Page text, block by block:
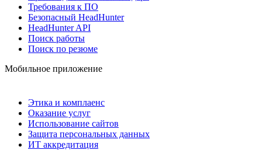
Требования к ПО
Безопасный HeadHunter
HeadHunter API
Поиск работы
Поиск по резюме
Мобильное приложение
Этика и комплаенс
Оказание услуг
Использование сайтов
Защита персональных данных
ИТ аккредитация